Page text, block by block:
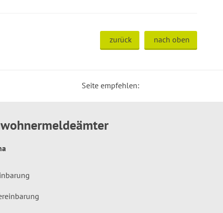
zurück nach oben
Seite empfehlen: